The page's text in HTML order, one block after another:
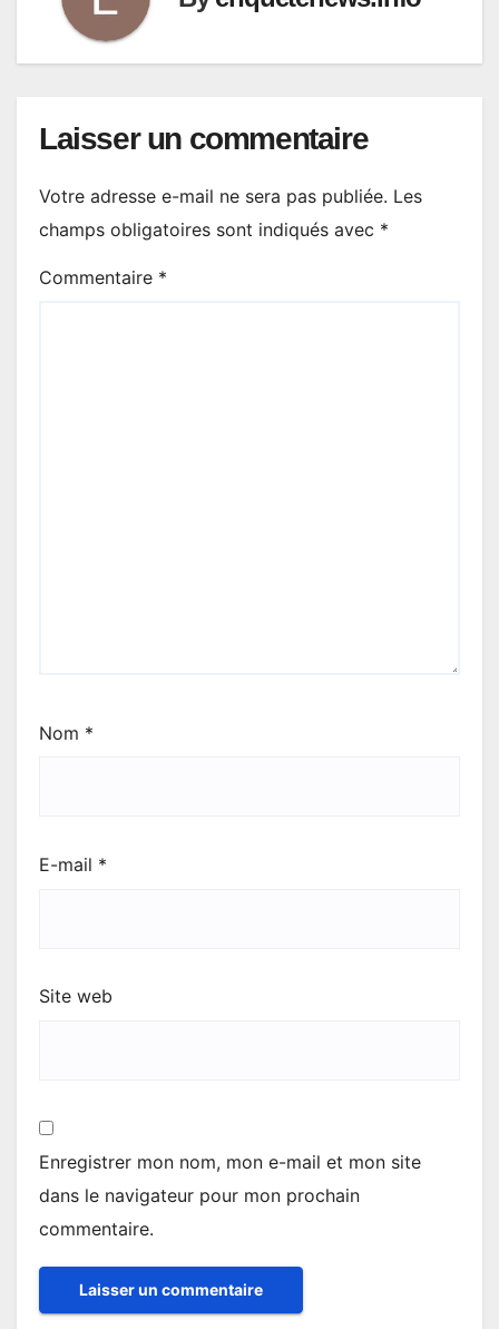
Laisser un commentaire
Votre adresse e-mail ne sera pas publiée. Les
champs obligatoires sont indiqués avec *
Commentaire *
Nom *
E-mail *
Site web
Enregistrer mon nom, mon e-mail et mon site
dans le navigateur pour mon prochain
commentaire.